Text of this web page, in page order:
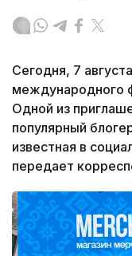
Сегодня, 7
международного
Одной из
популярный
известная в
передает